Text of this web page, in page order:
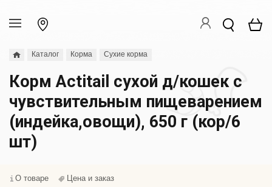
Каталог Корма Сухие корма
Корм Actitail сухой д/кошек с
чувствительным пищеварением
(индейка,овощи), 650 г (кор/6
шт)
О товаре Цена и заказ